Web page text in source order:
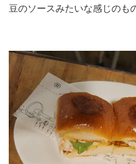
豆のソースみたいな感じのも